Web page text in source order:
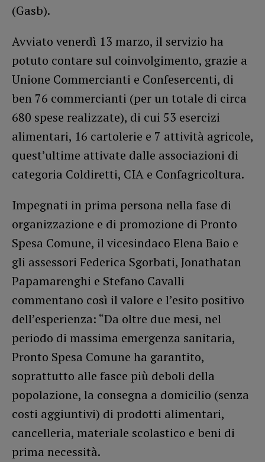
(Gasb).
Avviato venerdì 13 marzo, il servizio ha
potuto contare sul coinvolgimento, grazie a
Unione Commercianti e Confesercenti, di
ben 76 commercianti (per un totale di circa
680 spese realizzate), di cui 53 esercizi
alimentari, 16 cartolerie e 7 attività agricole,
quest’ultime attivate dalle associazioni di
categoria Coldiretti, CIA e Confagricoltura.
Impegnati in prima persona nella fase di
organizzazione e di promozione di Pronto
Spesa Comune, il vicesindaco Elena Baio e
gli assessori Federica Sgorbati, Jonathatan
Papamarenghi e Stefano Cavalli
commentano così il valore e l’esito positivo
dell’esperienza: “Da oltre due mesi, nel
periodo di massima emergenza sanitaria,
Pronto Spesa Comune ha garantito,
soprattutto alle fasce più deboli della
popolazione, la consegna a domicilio (senza
costi aggiuntivi) di prodotti alimentari,
cancelleria, materiale scolastico e beni di
prima necessità.